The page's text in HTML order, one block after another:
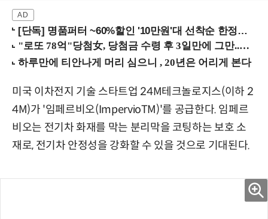
[단독] 명품퍼터 ~60%할인 '10만원'대 선착순 한정판매!
미국 이차전지 기술 스타트업 24M테크놀로지스(이하 2
4M)가 '임페르비오(ImpervioTM)'를 공급한다. 임페르
비오는 전기차 화재를 막는 분리막을 코팅하는 보호 소
재로, 전기차 안정성을 강화할 수 있을 것으로 기대된다.